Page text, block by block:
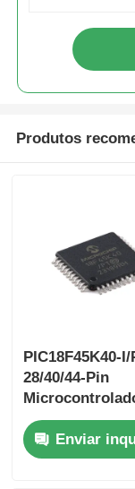
Produtos
PIC18F45K40-I/
28/40/44-Pin
de baixa
alto
tecnologia XLP
Enviar